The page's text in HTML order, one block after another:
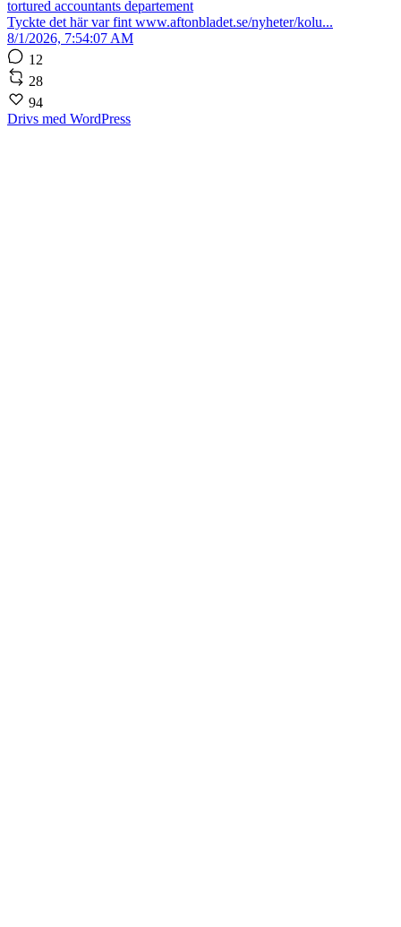
tortured accountants departement
Tyckte det här var fint www.aftonbladet.se/nyheter/kolu...
8/1/2026, 7:54:07 AM
12
28
94
Drivs med WordPress